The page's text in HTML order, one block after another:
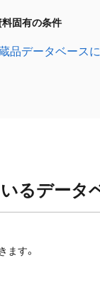
料固有の条件
品データベース
るデータ
ます。